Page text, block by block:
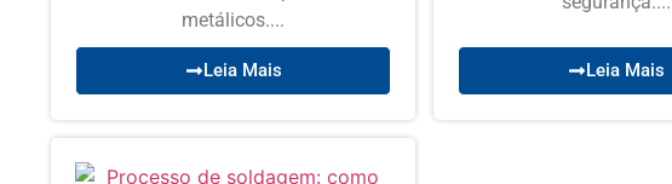
metálicos....
Leia Mais Leia Mais